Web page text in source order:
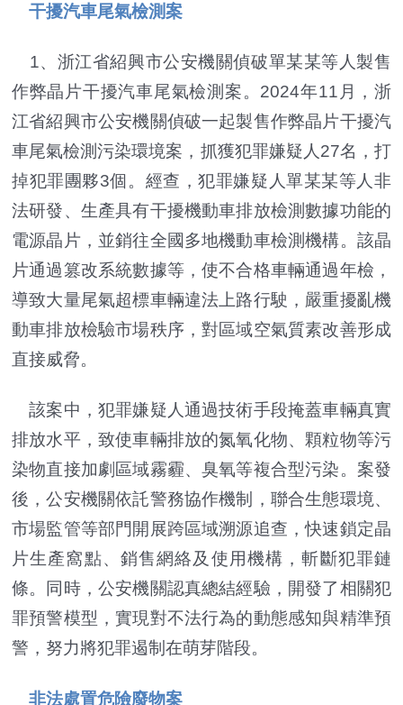
干擾汽車尾氣檢測案
1、浙江省紹興市公安機關偵破單某某等人製售
作弊晶片干擾汽車尾氣檢測案。2024年11月，浙
江省紹興市公安機關偵破一起製售作弊晶片干擾汽
車尾氣檢測污染環境案，抓獲犯罪嫌疑人27名，打
掉犯罪團夥3個。經查，犯罪嫌疑人單某某等人非
法研發、生產具有干擾機動車排放檢測數據功能的
電源晶片，並銷往全國多地機動車檢測機構。該晶
片通過篡改系統數據等，使不合格車輛通過年檢，
導致大量尾氣超標車輛違法上路行駛，嚴重擾亂機
動車排放檢驗市場秩序，對區域空氣質素改善形成
直接威脅。
該案中，犯罪嫌疑人通過技術手段掩蓋車輛真實
排放水平，致使車輛排放的氮氧化物、顆粒物等污
染物直接加劇區域霧霾、臭氧等複合型污染。案發
後，公安機關依託警務協作機制，聯合生態環境、
市場監管等部門開展跨區域溯源追查，快速鎖定晶
片生產窩點、銷售網絡及使用機構，斬斷犯罪鏈
條。同時，公安機關認真總結經驗，開發了相關犯
罪預警模型，實現對不法行為的動態感知與精準預
警，努力將犯罪遏制在萌芽階段。
非法處置危險廢物案